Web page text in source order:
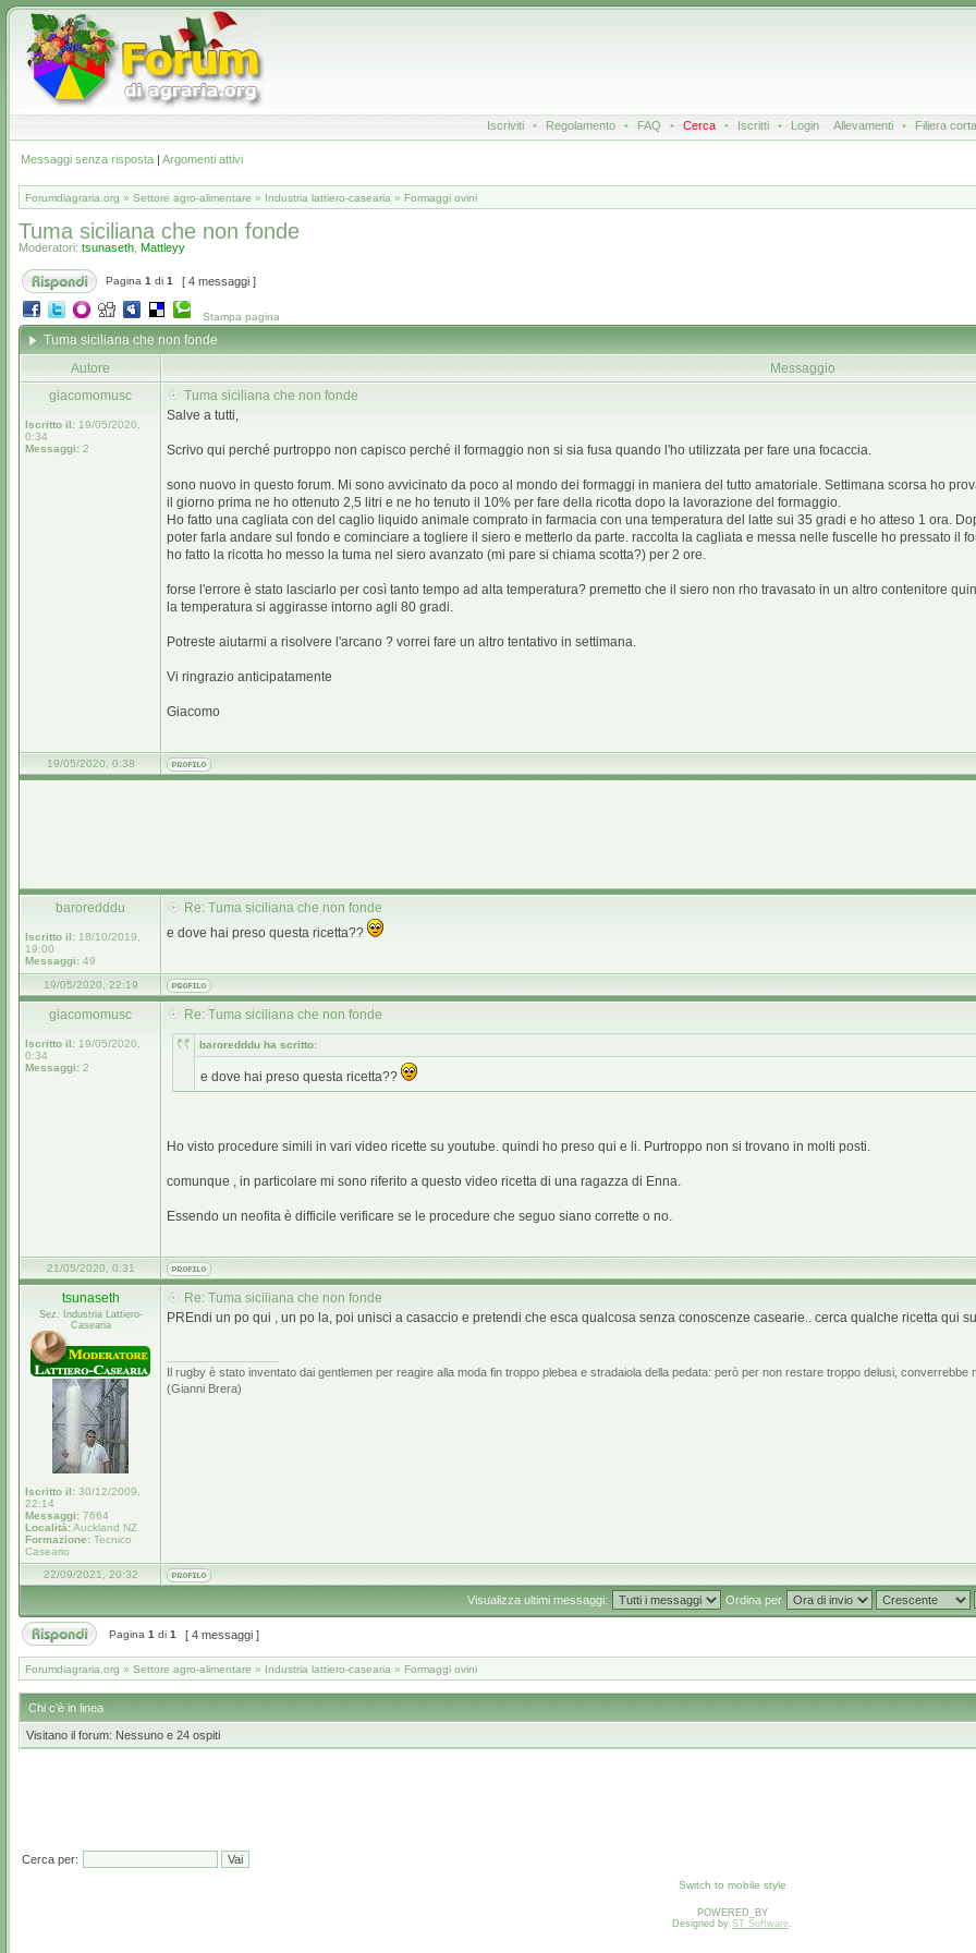
Iscriviti • Regolamento • FAQ • Cerca • Iscritti • Login Allevamenti • Filiera corta
Messaggi senza risposta | Argomenti attivi
Forumdiagraria.org » Settore agro-alimentare » Industria lattiero-casearia » Formaggi ovini
Tuma siciliana che non fonde
Moderatori: tsunaseth Mattleyy
Pagina 1 di 1 [ 4 messaggi ]
Stampa pagina
Tuma siciliana che non fonde
Autore
Messaggio
giacomomusc
Iscritto il: 19/05/2020,
0:34
Messaggi: 2
Tuma siciliana che non fonde
Salve a tutti,
Scrivo qui perché purtroppo non capisco perché il formaggio non si sia fusa quando l'ho utilizzata per fare una focaccia.
sono nuovo in questo forum. Mi sono avvicinato da poco al mondo dei formaggi in maniera del tutto amatoriale. Settimana scorsa ho
il giorno prima ne ho ottenuto 2,5 litri e ne ho tenuto il 10% per fare della ricotta dopo la lavorazione del formaggio.
Ho fatto una cagliata con del caglio liquido animale comprato in farmacia con una temperatura del latte sui 35 gradi e ho atteso 1 ora.
poter farla andare sul fondo e cominciare a togliere il siero e metterlo da parte. raccolta la cagliata e messa nelle fuscelle ho pressato il
ho fatto la ricotta ho messo la tuma nel siero avanzato (mi pare si chiama scotta?) per 2 ore.
forse l'errore è stato lasciarlo per così tanto tempo ad alta temperatura? premetto che il siero non rho travasato in un altro contenitore
la temperatura si aggirasse intorno agli 80 gradi.
Potreste aiutarmi a risolvere l'arcano ? vorrei fare un altro tentativo in settimana.
Vi ringrazio anticipatamente
Giacomo
19/05/2020, 0:38
baroredddu
Iscritto il: 18/10/2019,
19:00
Messaggi: 49
Re: Tuma siciliana che non fonde
e dove hai preso questa ricetta??
19/05/2020, 22:19
giacomomusc
Iscritto il: 19/05/2020,
0:34
Messaggi: 2
Re: Tuma siciliana che non fonde
baroredddu ha scritto:
e dove hai preso questa ricetta??
Ho visto procedure simili in vari video ricette su youtube. quindi ho preso qui e li. Purtroppo non si trovano in molti posti.
comunque , in particolare mi sono riferito a questo video ricetta di una ragazza di Enna.
Essendo un neofita è difficile verificare se le procedure che seguo siano corrette o no.
21/05/2020, 0:31
tsunaseth
Sez. Industria Lattiero-
Casearia
Iscritto il: 30/12/2009,
22:14
Messaggi: 7664
Località:Auckland NZ
Formazione: Tecnico
Caseario
Re: Tuma siciliana che non fonde
PREndi un po qui , un po la, poi unisci a casaccio e pretendi che esca qualcosa senza conoscenze casearie.. cerca qualche ricetta qui
Il rugby è stato inventato dai gentlemen per reagire alla moda fin troppo plebea e stradaiola della pedata: però per non restare troppo delusi, converrebbe
(Gianni Brera)
22/09/2021, 20:32
Visualizza ultimi messaggi: Ordina per
Pagina 1 di 1 [ 4 messaggi ]
Forumdiagraria.org » Settore agro-alimentare » Industria lattiero-casearia » Formaggi ovini
Chi c’è in linea
Visitano il forum: Nessuno e 24 ospiti
Cerca per:
Switch to mobile style
POWERED_BY
Designed by ST Software.